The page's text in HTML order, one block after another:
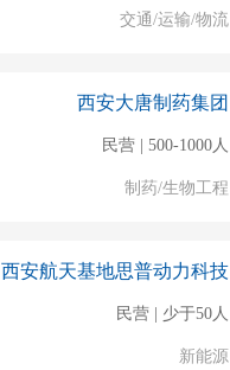
交通/运输/物流
西安大唐制药集团
民营 | 500-1000人
制药/生物工程
西安航天基地思普动力科技
民营 | 少于50人
新能源